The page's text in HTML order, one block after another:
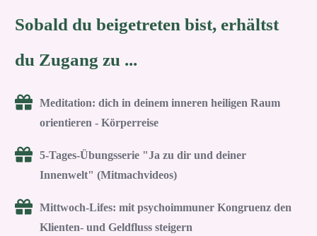
Sobald du beigetreten bist, erhältst
du Zugang zu ...
Meditation: dich in deinem inneren heiligen Raum
orientieren - Körperreise
5-Tages-Übungsserie "Ja zu dir und deiner
Innenwelt" (Mitmachvideos)
Mittwoch-Lifes: mit psychoimmuner Kongruenz den
Klienten- und Geldfluss steigern